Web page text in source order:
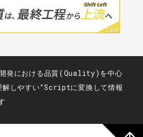
発における品質(Quality)を中心
解しやすい”Scriptに変換して情報